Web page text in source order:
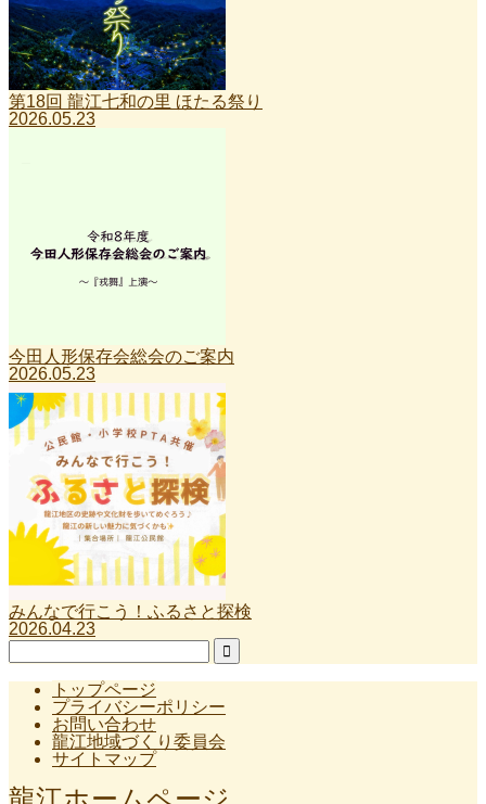
第18回 龍江七和の里 ほたる祭り
2026.05.23
今田人形保存会総会のご案内
2026.05.23
みんなで行こう！ふるさと探検
2026.04.23
トップページ
プライバシーポリシー
お問い合わせ
龍江地域づくり委員会
サイトマップ